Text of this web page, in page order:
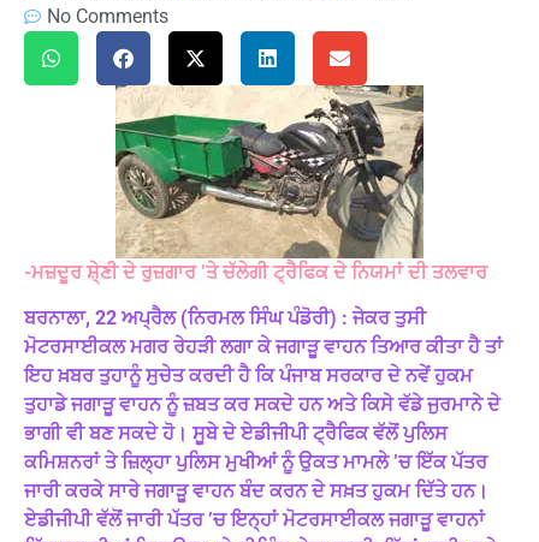
No Comments
-ਮਜ਼ਦੂਰ ਸ਼ੇ੍ਣੀ ਦੇ ਰੁਜ਼ਗਾਰ ’ਤੇ ਚੱਲੇਗੀ ਟ੍ਰੈਫਿਕ ਦੇ ਨਿਯਮਾਂ ਦੀ ਤਲਵਾਰ
ਬਰਨਾਲਾ, 22 ਅਪ੍ਰੈਲ (ਨਿਰਮਲ ਸਿੰਘ ਪੰਡੋਰੀ) : ਜੇਕਰ ਤੁਸੀ
ਮੋਟਰਸਾਈਕਲ ਮਗਰ ਰੇਹੜੀ ਲਗਾ ਕੇ ਜਗਾੜੂ ਵਾਹਨ ਤਿਆਰ ਕੀਤਾ ਹੈ ਤਾਂ
ਇਹ ਖ਼ਬਰ ਤੁਹਾਨੂੰ ਸੁਚੇਤ ਕਰਦੀ ਹੈ ਕਿ ਪੰਜਾਬ ਸਰਕਾਰ ਦੇ ਨਵੇਂ ਹੁਕਮ
ਤੁਹਾਡੇ ਜਗਾੜੂ ਵਾਹਨ ਨੂੰ ਜ਼ਬਤ ਕਰ ਸਕਦੇ ਹਨ ਅਤੇ ਕਿਸੇ ਵੱਡੇ ਜੁਰਮਾਨੇ ਦੇ
ਭਾਗੀ ਵੀ ਬਣ ਸਕਦੇ ਹੋ। ਸੂਬੇ ਦੇ ਏਡੀਜੀਪੀ ਟ੍ਰੈਫਿਕ ਵੱਲੋਂ ਪੁਲਿਸ
ਕਮਿਸ਼ਨਰਾਂ ਤੇ ਜ਼ਿਲ੍ਹਾ ਪੁਲਿਸ ਮੁਖੀਆਂ ਨੂੰ ਉਕਤ ਮਾਮਲੇ ’ਚ ਇੱਕ ਪੱਤਰ
ਜਾਰੀ ਕਰਕੇ ਸਾਰੇ ਜਗਾੜੂ ਵਾਹਨ ਬੰਦ ਕਰਨ ਦੇ ਸਖ਼ਤ ਹੁਕਮ ਦਿੱਤੇ ਹਨ।
ਏਡੀਜੀਪੀ ਵੱਲੋਂ ਜਾਰੀ ਪੱਤਰ ’ਚ ਇਨ੍ਹਾਂ ਮੋਟਰਸਾਈਕਲ ਜਗਾੜੂ ਵਾਹਨਾਂ